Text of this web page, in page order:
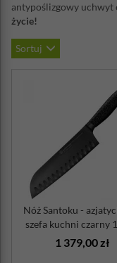
antypoślizgowy uchwyt
życie!
Sortuj
Nóż Santoku -
szefa kuchni czarny
Wus...
1 379,00 zł